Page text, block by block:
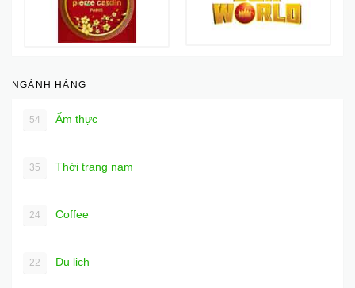
NGÀNH HÀNG
54 Ẩm thực
35 Thời trang nam
24 Coffee
22 Du lịch